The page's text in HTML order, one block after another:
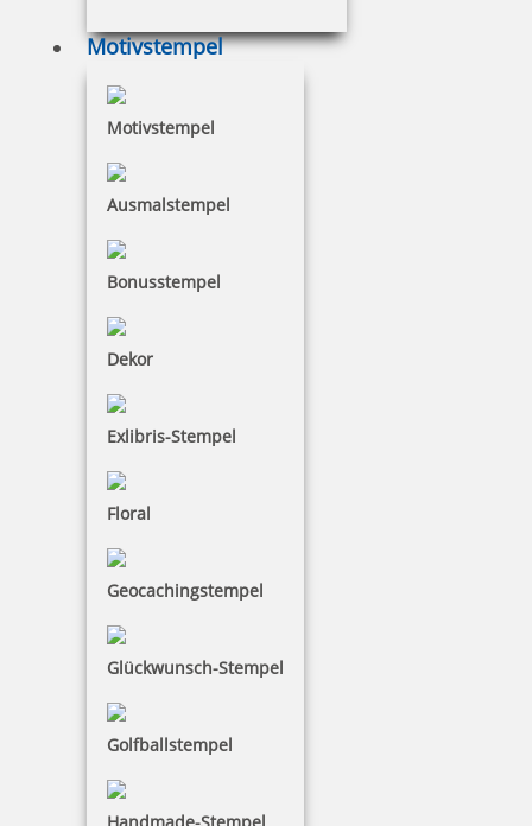
Motivstempel
Motivstempel
Ausmalstempel
Bonusstempel
Dekor
Exlibris-Stempel
Floral
Geocachingstempel
Glückwunsch-Stempel
Golfballstempel
Prägestempel Trodat Ideal MI S 25 schwarz mit Gravur 50 x 24
Jetzt gestalten
Prägestempel Trodat Ideal Modell MI S 41 schwarz mit Gravur
41 mm
Jetzt gestalten